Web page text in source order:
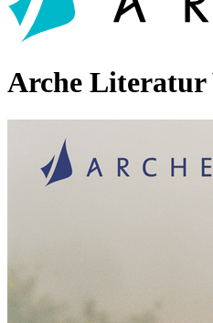
Arche Literatur